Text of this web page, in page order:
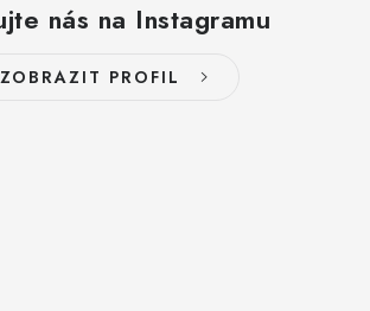
nás na Instagramu
ZOBRAZIT PROFIL